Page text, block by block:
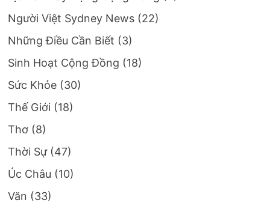
Người Việt Sydney News (22)
Những Điều Cần Biết (3)
Sinh Hoạt Cộng Đồng (18)
Sức Khỏe (30)
Thế Giới (18)
Thơ (8)
Thời Sự(47)
Úc Châu (10)
Văn (33)